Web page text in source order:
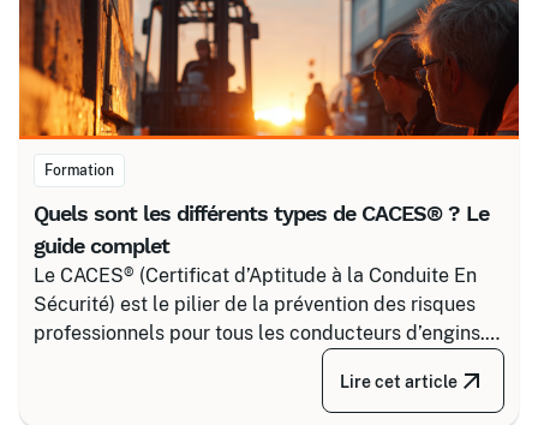
Formation
Quels sont les différents types de CACES® ? Le
guide complet
Le CACES® (Certificat d’Aptitude à la Conduite En
Sécurité) est le pilier de la prévention des risques
professionnels pour tous les conducteurs d’engins.
Depuis la réforme de 2020, il s’articule autour de 8
grandes familles d’équipements, divisées selon
Lire cet article